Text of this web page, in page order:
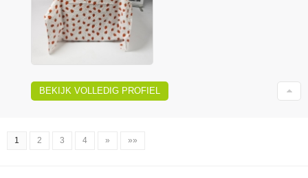
BEKIJK VOLLEDIG PROFIEL
1 2 3 4 » »»